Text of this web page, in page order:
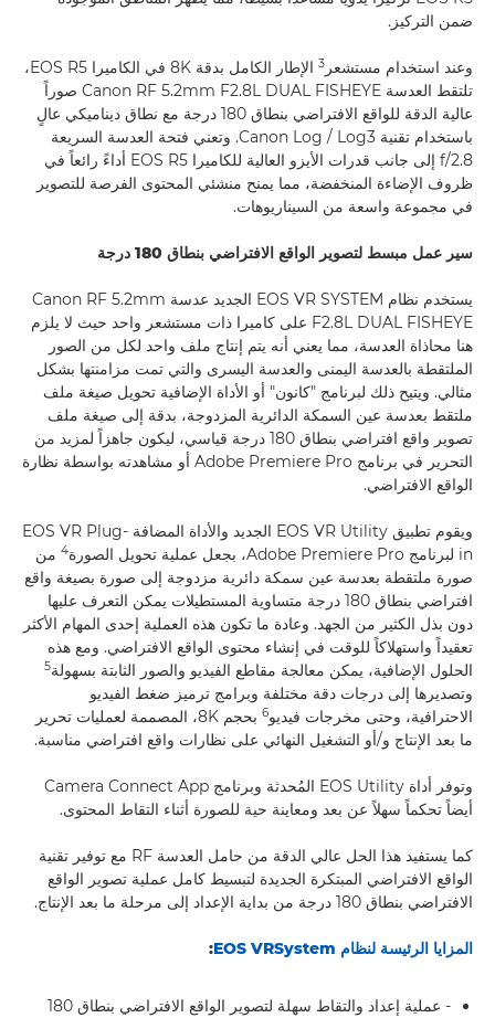
ضمن التركيز.
وعند استخدام مستشعر 3
الإطار الكامل بدقة 8K في الكاميرا EOS R5،
تلتقط العدسة Canon RF 5.2mm F2.8L DUAL FISHEYE صوراً
عالية الدقة للواقع الافتراضي بنطاق 180 درجة مع نطاق ديناميكي عالٍ
باستخدام تقنية Canon Log / Log3. وتعني فتحة العدسة السريعة
f/2.8 إلى جانب قدرات الأيزو العالية للكاميرا EOS R5 أداءً رائعاً في
ظروف الإضاءة المنخفضة، مما يمنح منشئي المحتوى الفرصة للتصوير
في مجموعة واسعة من السيناريوهات.
سير عمل مبسط لتصوير الواقع الافتراضي بنطاق 180 درجة
يستخدم نظام EOS VR SYSTEM الجديد عدسة Canon RF 5.2mm
F2.8L DUAL FISHEYE على كاميرا ذات مستشعر واحد حيث لا يلزم
هنا محاذاة العدسة، مما يعني أنه يتم إنتاج ملف واحد لكل من الصور
الملتقطة بالعدسة اليمنى والعدسة اليسرى والتي تمت مزامنتها بشكل
مثالي. ويتيح ذلك لبرنامج "كانون" أو الأداة الإضافية تحويل صيغة ملف
ملتقط بعدسة عين السمكة الدائرية المزدوجة، بدقة إلى صيغة ملف
تصوير واقع افتراضي بنطاق 180 درجة قياسي، ليكون جاهزاً لمزيد من
التحرير في برنامج Adobe Premiere Pro أو مشاهدته بواسطة نظارة
الواقع الافتراضي.
ويقوم تطبيق EOS VR Utility الجديد والأداة المضافة EOS VR Plug-
in لبرنامج Adobe Premiere Pro، بجعل عملية تحويل الصورة
4 من
صورة ملتقطة بعدسة عين سمكة دائرية مزدوجة إلى صورة بصيغة واقع
افتراضي بنطاق 180 درجة متساوية المستطيلات يمكن التعرف عليها
دون بذل الكثير من الجهد. وعادة ما تكون هذه العملية إحدى المهام الأكثر
تعقيداً واستهلاكاً للوقت في إنشاء محتوى الواقع الافتراضي. ومع هذه
الحلول الإضافية، يمكن معالجة مقاطع الفيديو والصور الثابتة بسهولة5
وتصديرها إلى درجات دقة مختلفة وبرامج ترميز ضغط الفيديو
الاحترافية، وحتى مخرجات فيديو6
بحجم 8K، المصممة لعمليات تحرير
ما بعد الإنتاج و/أو التشغيل النهائي على نظارات واقع افتراضي مناسبة.
وتوفر أداة EOS Utility المُحدثة وبرنامج Camera Connect App
أيضاً تحكماً سهلاً عن بعد ومعاينة حية للصورة أثناء التقاط المحتوى.
كما يستفيد هذا الحل عالي الدقة من حامل العدسة RF مع توفير تقنية
الواقع الافتراضي المبتكرة الجديدة لتبسيط كامل عملية تصوير الواقع
الافتراضي بنطاق 180 درجة من بداية الإعداد إلى مرحلة ما بعد الإنتاج.
المزايا الرئيسة لنظام EOS VRSystem
:
- عملية إعداد والتقاط سهلة لتصوير الواقع الافتراضي بنطاق 180